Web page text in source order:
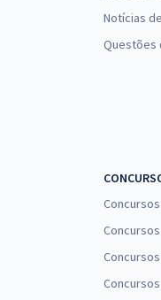
Notícias
Questões